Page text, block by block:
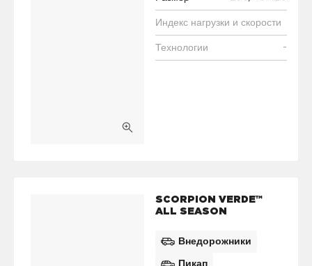
Индекс нагрузки и скорости
Технологии -
SCORPION VERDE™
ALL SEASON
Внедорожники
Пикап